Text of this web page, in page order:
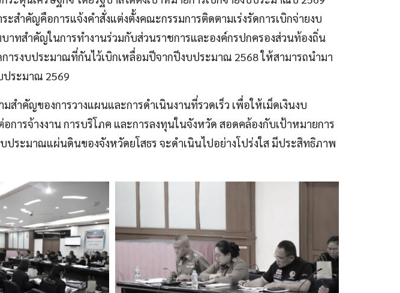
สำคัญคือการแจ้งคำสั่งแต่งตั้งคณะกรรมการติดตามเร่งรัดการเบิกจ่ายงบ
ทสำคัญในการทำงานร่วมกับส่วนราชการและองค์กรปกครองส่วนท้องถิ่น
รงบประมาณที่กันไว้เบิกเหลื่อมปีจากปีงบประมาณ 2568 ให้สามารถนำมา
ประมาณ 2569
ำคัญของการวางแผนและการดำเนินงานที่รวดเร็ว เพื่อให้เม็ดเงินงบ
ารจ้างงาน การบริโภค และการลงทุนในจังหวัด สอดคล้องกับเป้าหมายการ
ระมาณแผ่นดินของจังหวัดยโสธร จะดำเนินไปอย่างโปร่งใส มีประสิทธิภาพ